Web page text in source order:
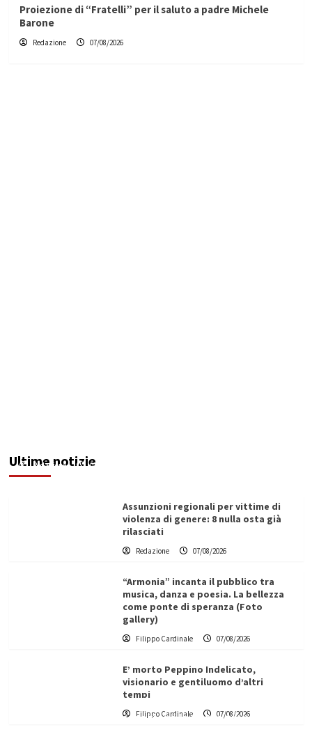
Proiezione di “Fratelli” per il saluto a padre Michele
Barone
Redazione 07/08/2026
Ultime notizie
Redazione 07/08/2026
Assunzioni regionali per vittime di
violenza di genere: 8 nulla osta già
rilasciati
Redazione 07/08/2026
“Armonia” incanta il pubblico tra
musica, danza e poesia. La bellezza
come ponte di speranza (Foto
gallery)
Filippo Cardinale 07/08/2026
E’ morto Peppino Indelicato,
visionario e gentiluomo d’altri
tempi
Filippo Cardinale 07/08/2026
L’ingegnere saccense Buscarnera partner chiave
di un progetto transnazionale per la transizione